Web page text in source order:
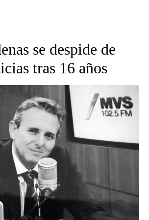
se despide de
tras 16 años